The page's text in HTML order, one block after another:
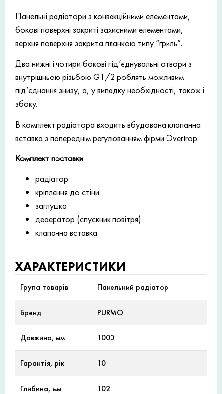
Панельні радіатори з конвекційними елементами,
бокові поверхні закриті захисними елементами,
верхня поверхня закрита планкою типу “гриль”.
Два нижні і чотири бокові під’єднувальні отвори з
внутрішньою різьбою G1/2 роблять можливим
під’єднання знизу, а, у випадку необхідності, також і
збоку.
В комплект радіатора входить вбудована клапанна
вставка з попереднім регулюванням фірми Overtrop
Комплект поставки
радіатор
кріплення до стіни
заглушка
деаератор (спускник повітря)
клапанна вставка
ХАРАКТЕРИСТИКИ
Група товарів Панельний радіатор
Бренд PURMO
Довжина, мм 1000
Гарантія, рік 10
Глибина, мм 102